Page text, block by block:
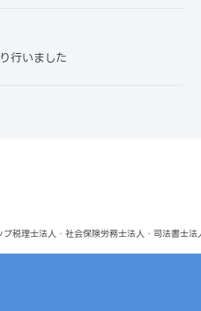
行いました
税理士法人・社会保険労務士法人・司法書士法人